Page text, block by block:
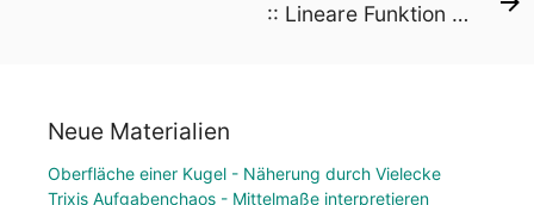
:: Lineare Funktion - Vom Graphen zur Funktion ::
Neue Materialien
Oberfläche einer Kugel - Näherung durch Vielecke
Trixis Aufgabenchaos - Mittelmaße interpretieren